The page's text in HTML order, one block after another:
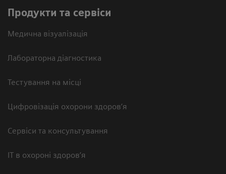
Продукти та сервіси
Медична візуалізація
Лабораторна діагностика
Тестування на місці
Цифровізація охорони здоров’я
Сервіси та консультування
ІТ в охороні здоров’я